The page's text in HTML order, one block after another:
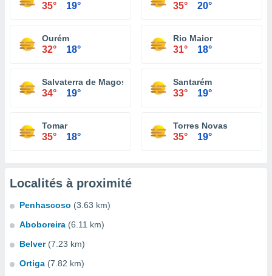
35° 19° 35° 20°
Ourém
32° 18°
Rio Maior
31° 18°
Salvaterra de Magos
34° 19°
Santarém
33° 19°
Tomar
35° 18°
Torres Novas
35° 19°
Localités à proximité
Penhascoso (3.63 km)
Aboboreira (6.11 km)
Belver (7.23 km)
Ortiga (7.82 km)